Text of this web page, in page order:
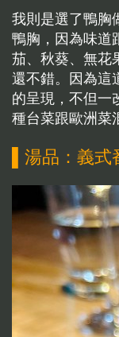
我則是選了鴨胸
鴨胸，因為味道
茄、秋葵、無花
還不錯。因為這
的呈現，不但一
種台菜跟歐洲菜
▌湯品：義